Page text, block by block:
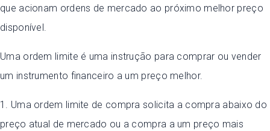
que acionam ordens de mercado ao próximo melhor preço
disponível.
Uma ordem limite é uma instrução para comprar ou vender
um instrumento financeiro a um preço melhor.
1. Uma ordem limite de compra solicita a compra abaixo do
preço atual de mercado ou a compra a um preço mais